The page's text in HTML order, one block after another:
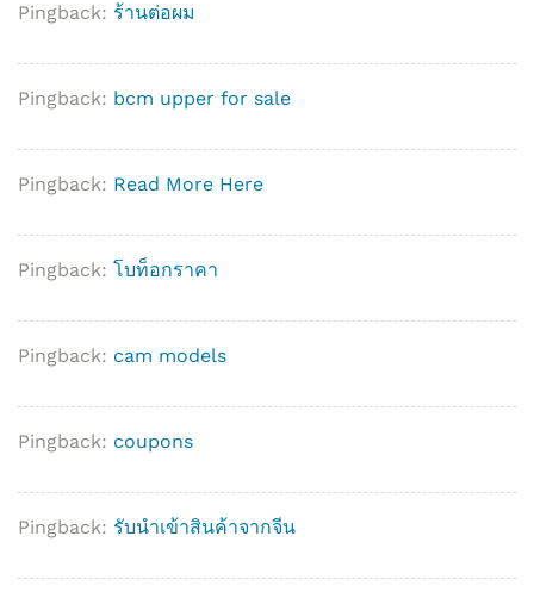
Pingback: ร้านต่อผม
Pingback: bcm upper for sale
Pingback: Read More Here
Pingback: โบท็อกราคา
Pingback: cam models
Pingback: coupons
Pingback: รับนำเข้าสินค้าจากจีน